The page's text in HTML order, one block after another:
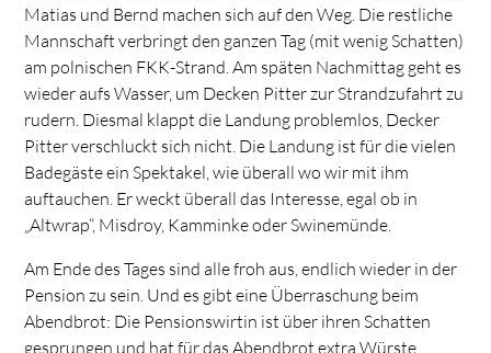
Matias und Bernd machen sich auf den Weg. Die restliche
Mannschaft verbringt den ganzen Tag (mit wenig Schatten)
am polnischen FKK-Strand. Am späten Nachmittag geht es
wieder aufs Wasser, um Decken Pitter zur Strandzufahrt zu
rudern. Diesmal klappt die Landung problemlos, Decker
Pitter verschluckt sich nicht. Die Landung ist für die vielen
Badegäste ein Spektakel, wie überall wo wir mit ihm
auftauchen. Er weckt überall das Interesse, egal ob in
„Altwrap“, Misdroy, Kamminke oder Swinemünde.
Am Ende des Tages sind alle froh aus, endlich wieder in der
Pension zu sein. Und es gibt eine Überraschung beim
Abendbrot: Die Pensionswirtin ist über ihren Schatten
gesprungen und hat für das Abendbrot extra Würste